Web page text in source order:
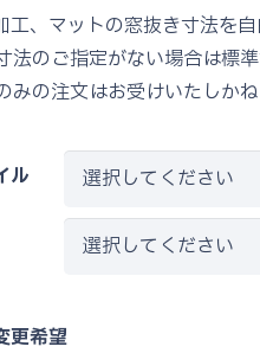
–
¥6,500
工、マットの窓抜き寸法を
法のご指定がない場合は標
みの注文はお受けいたしかね
ル
更希望